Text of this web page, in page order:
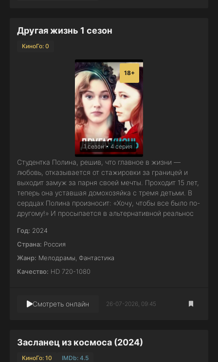
Другая жизнь 1 сезон
КиноГо: 0
1 сезон • 4 серия
18+
Студентка Полина, решив, что главное в жизни —
любовь, отказывается от стажировки за границей и
выходит замуж за парня своей мечты. Проходит 15 лет,
теперь она уставшая домохозяйка с тремя детьми. В
сердцах Полина произносит: «Хочу, чтобы все было по-
другому!» И просыпается в альтернативной реальнос
Год: 2024
Страна: Россия
Жанр: Мелодрамы Фантастика
Качество: HD 720-1080
Смотреть онлайн 26-07-2026, 09:45
Засланец из космоса (2024)
КиноГо: 10 IMDb: 4.5